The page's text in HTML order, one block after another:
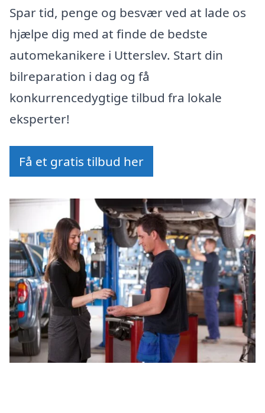
Spar tid, penge og besvær ved at lade os
hjælpe dig med at finde de bedste
automekanikere i Utterslev. Start din
bilreparation i dag og få
konkurrencedygtige tilbud fra lokale
eksperter!
Få et gratis tilbud her